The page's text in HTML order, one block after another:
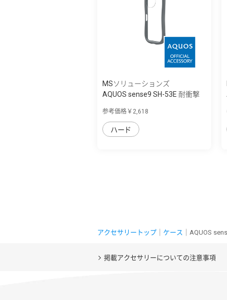
MSソリューションズ
AQUOS sense9 SH-53E 耐衝撃
参考価格￥2,618
ハード
アクセサリートップ ケース ｜AQUOS
掲載アクセサリーについての注意事項